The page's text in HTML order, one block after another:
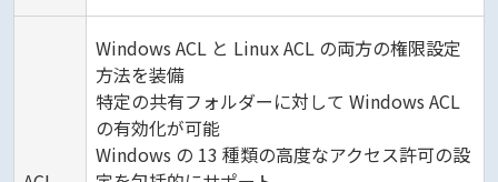
Windows ACL と Linux ACL の両方の権限設定
方法を装備
特定の共有フォルダーに対して Windows ACL
の有効化が可能
Windows の 13 種類の高度なアクセス許可の設